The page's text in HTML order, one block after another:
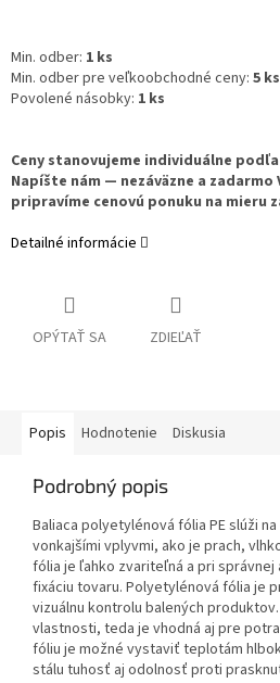
Min. odber: 1 ks
Min. odber pre veľkoobchodné ceny: 5 ks
Povolené násobky: 1 ks
Ceny stanovujeme individuálne
Napíšte nám — nezáväzne a
pripravíme cenovú ponuku na mieru
Detailné informácie
OPÝTAŤ SA ZDIEĽAŤ
Popis Hodnotenie Diskusia
Podrobný popis
Baliaca polyetylénová fólia PE slúži
vonkajšími vplyvmi, ako je prach,
fólia je ľahko zvariteľná a pri správnej
fixáciu tovaru. Polyetylénová fólia je
vizuálnu kontrolu balených
vlastnosti, teda je vhodná aj pre
fóliu je možné vystaviť teplotám
stálu tuhosť aj odolnosť proti